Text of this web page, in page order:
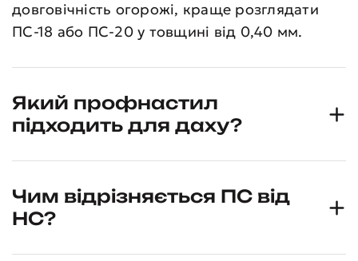
довговічність огорожі, краще розглядати
ПС-18 або ПС-20 у товщині від 0,40 мм.
Який профнастил
підходить для даху?
Чим відрізняється ПС від
НС?